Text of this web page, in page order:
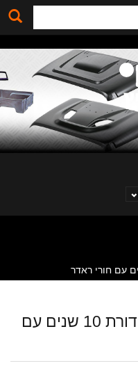
פגוש אחורי רנגלר JL מהדורת 10 שנים עם